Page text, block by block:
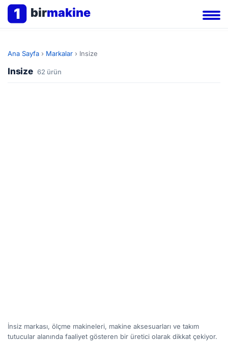
1 birmakine
Ana Sayfa › Markalar › Insize
Insize 62 ürün
İnsiz markası, ölçme makineleri, makine aksesuarları ve takım
tutucular alanında faaliyet gösteren bir üretici olarak dikkat çekiyor.